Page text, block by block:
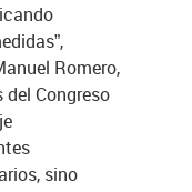
Romero,
Congreso
sino